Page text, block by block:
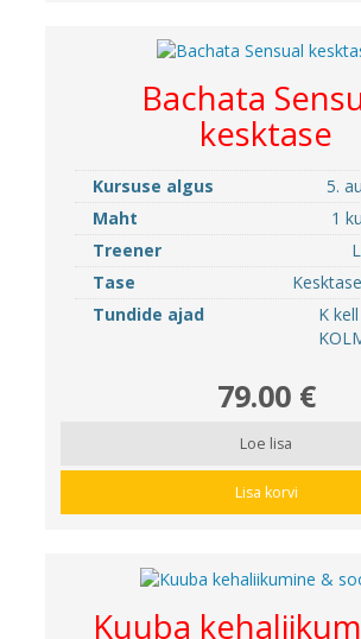
Bachata
kesktase
Kursuse algus
5.
Maht
1
Treener
Tase
Tundide ajad
K
79.00 €
Loe lisa
Lisa korvi
Kuuba